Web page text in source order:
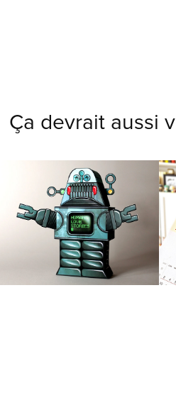
Ça devrait aussi
Robby the robot
(socult version)